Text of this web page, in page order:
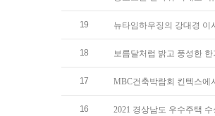
19 뉴타임하우징의 강대경
18 보름달처럼 밝고 풍성한
17 MBC건축박람회 킨텍스에
16 2021 경상남도 우수주택